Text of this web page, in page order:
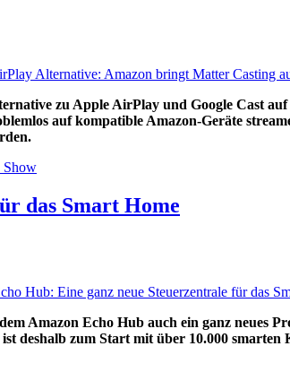
zu Apple AirPlay und Google Cast
auf kompatible Amazon-Geräte
Show
das Smart Home
Amazon Echo Hub auch ein ganz neues
deshalb zum Start mit über 10.000 smarten